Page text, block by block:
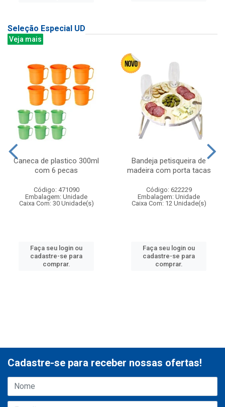
Seleção Especial UD
Veja mais
Caneca de plastico 300ml
com 6 pecas
Código: 471090
Embalagem: Unidade
Caixa Com: 30 Unidade(s)
Faça seu login ou
cadastre-se para
comprar.
Bandeja petisqueira de
madeira com porta tacas
Código: 622229
Embalagem: Unidade
Caixa Com: 12 Unidade(s)
Faça seu login ou
cadastre-se para
comprar.
Cadastre-se para receber nossas ofertas!